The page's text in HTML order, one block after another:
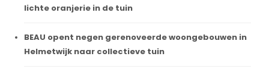
lichte oranjerie in de tuin
BEAU opent negen gerenoveerde woongebouwen in
Helmetwijk naar collectieve tuin